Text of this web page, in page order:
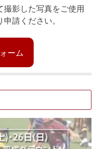
撮影した写真をご使用
請ください。
ーム